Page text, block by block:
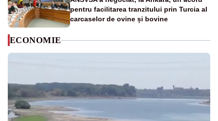
pentru facilitarea tranzitului prin Turcia al
carcaselor de ovine și bovine
ECONOMIE